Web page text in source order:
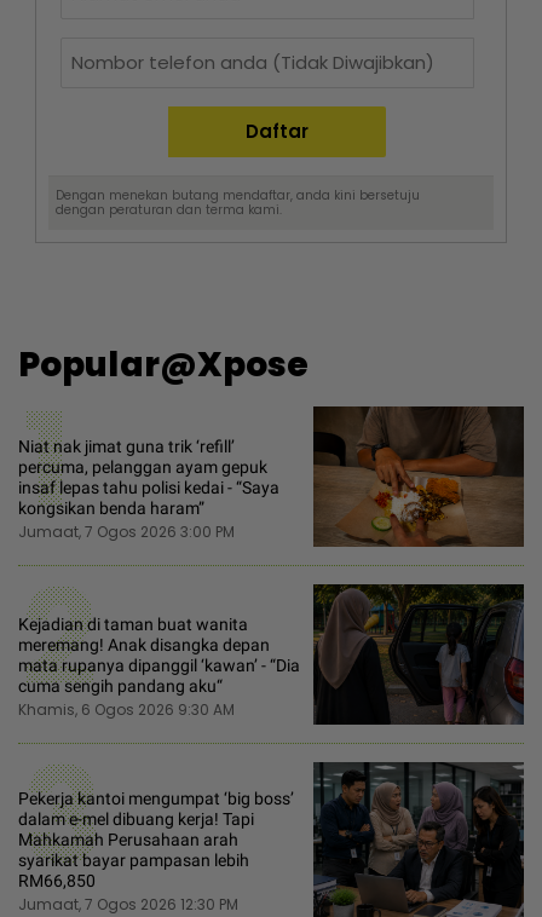
Dengan menekan butang mendaftar, anda kini bersetuju
dengan peraturan dan terma kami.
Popular@Xpose
1
Niat nak jimat guna trik ‘refill’
percuma, pelanggan ayam gepuk
insaf lepas tahu polisi kedai - “Saya
kongsikan benda haram”
Jumaat, 7 Ogos 2026 3:00 PM
2
Kejadian di taman buat wanita
meremang! Anak disangka depan
mata rupanya dipanggil ‘kawan’ - “Dia
cuma sengih pandang aku“
Khamis, 6 Ogos 2026 9:30 AM
3
Pekerja kantoi mengumpat ‘big boss’
dalam e-mel dibuang kerja! Tapi
Mahkamah Perusahaan arah
syarikat bayar pampasan lebih
RM66,850
Jumaat, 7 Ogos 2026 12:30 PM